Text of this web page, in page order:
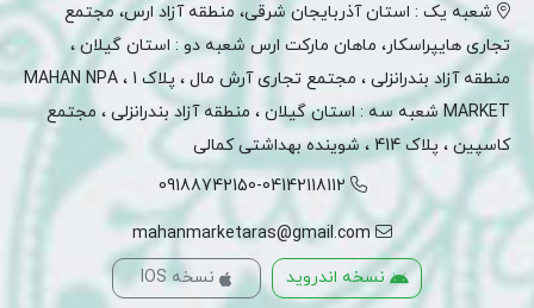
شعبه یک : استان آذربایجان شرقی، منطقه آزاد ارس، مجتمع
تجاری هایپراسکار، ماهان مارکت ارس شعبه دو : استان گیلان ،
منطقه آزاد بندرانزلی ، مجتمع تجاری آرش مال ، پلاک 1 ، MAHAN NPA
MARKET شعبه سه : استان گیلان ، منطقه آزاد بندرانزلی ، مجتمع
کاسپین ، پلاک 414 ، شوینده بهداشتی کمالی
09188742150-04142118112
mahanmarketaras@gmail.com
نسخه اندروید
نسخه IOS